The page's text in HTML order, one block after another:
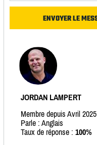
JORDAN LAMPERT
Membre depuis Avril 2025
Parle : Anglais
Taux de réponse : 100%